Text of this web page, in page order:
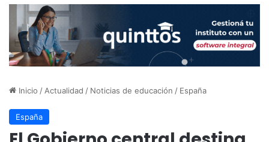
Inicio /Actualidad / Noticias de educación / España
España